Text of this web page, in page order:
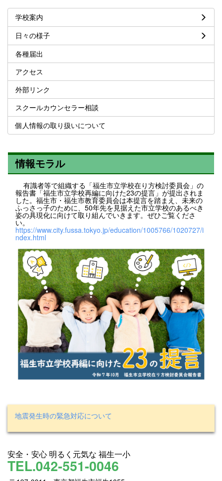
学校案内
日々の様子
各種届出
アクセス
外部リンク
スクールカウンセラー相談
個人情報の取り扱いについて
情報モラル
有識者等で組織する「福生市立学校在り方検討委員会」の
報告書「福生市立学校再編に向けた23の提言」が提出されま
した。福生市・福生市教育委員会は本提言を踏まえ、未来の
ふっさっ子のために、50年先を見据えた市立学校のあるべき
姿の具現化に向けて取り組んでいきます。ぜひご覧くださ
い。
https://www.city.fussa.tokyo.jp/education/1005766/1020727/i
ndex.html
地震発生時の緊急対応について
安全・安心 明るく元気な 福生一小
TEL.042-551-0046